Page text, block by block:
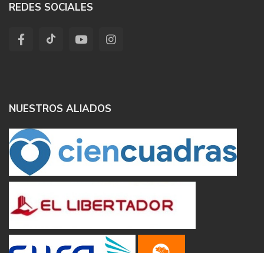
REDES SOCIALES
NUESTROS ALIADOS